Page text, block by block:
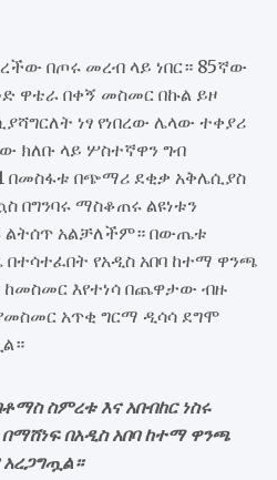
በጦሩ መረብ ላይ ነበር። 85ኛው
ዋቴራ በቀኝ መስመር በኩል ይዞ
ነፃ የነበረው ሌላው ተቀያሪ
ክለቡ ላይ ሦስተኛዋን ግብ
በመስፋቱ በጭማሪ ደቂቃ አቅሌሲያስ
በግንባሩ ማስቆጠሩ ልዩነቱን
ልትሰጥ አልቻለችም። በውጤቱ
የአዲስ አበባ ከተማ ዋንጫ
እየተነሳ በጨዋታው ብዙ
አጥቂ ግርማ ዲሳሳ ደግሞ
ስምረቱ እና አቡበከር ነስሩ
በአዲስ አበባ ከተማ ዋንጫ